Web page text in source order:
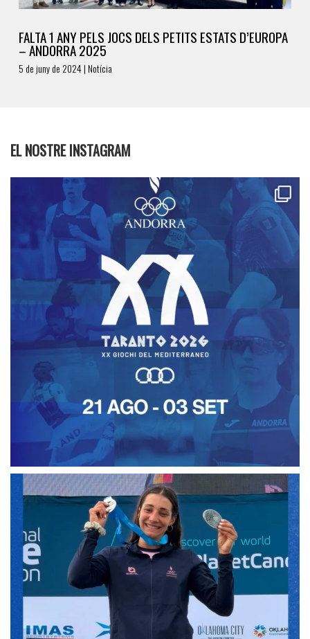
FALTA 1 ANY PELS JOCS DELS PETITS ESTATS D’EUROPA
– ANDORRA 2025
5 de juny de 2024 | Notícia
EL NOSTRE INSTAGRAM